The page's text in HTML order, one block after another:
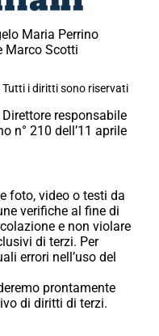
Maria Perrino
Marco Scotti
i diritti sono riservati
responsabile
n° 210 dell’11 aprile
foto, video o testi da
verifiche al fine di
e non violare
di terzi. Per
errori nell’uso del
prontamente
di diritti di terzi.